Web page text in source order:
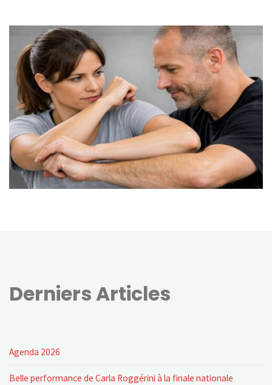
Derniers Articles
Agenda 2026
Belle performance de Carla Roggérini à la finale nationale